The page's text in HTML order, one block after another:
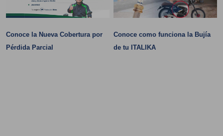
Conoce la Nueva Cobertura por
Pérdida Parcial
Conoce como funciona la Bujía
de tu ITALIKA